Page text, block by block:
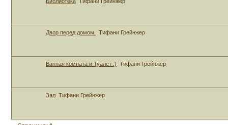
Двор перед домом. Тифани Грейнжер
Ванная комната и Туалет :) Тифани Грейнжер
Зал Тифани Грейнжер